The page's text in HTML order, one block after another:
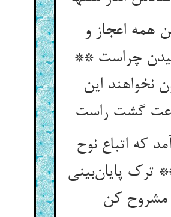
همه اعجاز و
چراست **
نخواهند این
گشت راست
که اتباع نوح
پایان‌بینی
مشروح کن